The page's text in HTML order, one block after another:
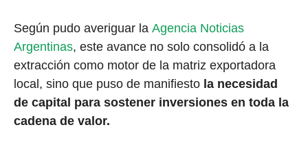
Según pudo averiguar la Agencia Noticias
Argentinas, este avance no solo consolidó a la
extracción como motor de la matriz exportadora
local, sino que puso de manifiesto la necesidad
de capital para sostener inversiones en toda la
cadena de valor.